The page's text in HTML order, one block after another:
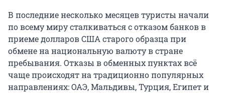
В последние несколько месяцев туристы начали
по всему миру сталкиваться с отказом банков в
приеме долларов США старого образца при
обмене на национальную валюту в стране
пребывания. Отказы в обменных пунктах всё
чаще происходят на традиционно популярных
направлениях: ОАЭ, Мальдивы, Турция, Египет и